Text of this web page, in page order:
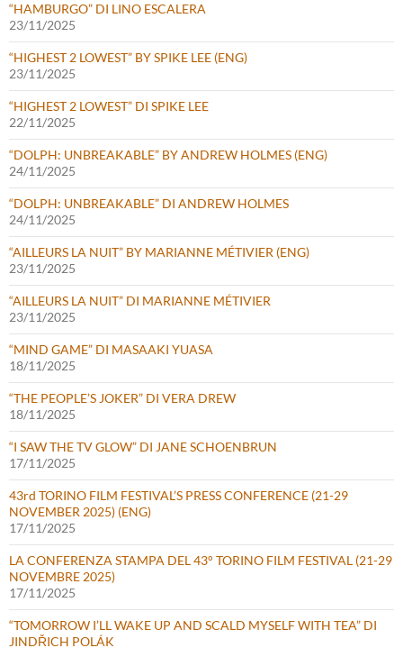
“HAMBURGO” DI LINO ESCALERA
23/11/2025
“HIGHEST 2 LOWEST” BY SPIKE LEE (ENG)
23/11/2025
“HIGHEST 2 LOWEST” DI SPIKE LEE
22/11/2025
“DOLPH: UNBREAKABLE” BY ANDREW HOLMES (ENG)
24/11/2025
“DOLPH: UNBREAKABLE” DI ANDREW HOLMES
24/11/2025
“AILLEURS LA NUIT” BY MARIANNE MÉTIVIER (ENG)
23/11/2025
“AILLEURS LA NUIT” DI MARIANNE MÉTIVIER
23/11/2025
“MIND GAME” DI MASAAKI YUASA
18/11/2025
“THE PEOPLE’S JOKER” DI VERA DREW
18/11/2025
“I SAW THE TV GLOW” DI JANE SCHOENBRUN
17/11/2025
43rd TORINO FILM FESTIVAL’S PRESS CONFERENCE (21-29
NOVEMBER 2025) (ENG)
17/11/2025
LA CONFERENZA STAMPA DEL 43° TORINO FILM FESTIVAL (21-29
NOVEMBRE 2025)
17/11/2025
“TOMORROW I’LL WAKE UP AND SCALD MYSELF WITH TEA” DI
JINDŘICH POLÁK